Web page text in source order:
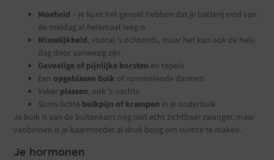
Moeheid – je kunt het gevoel hebben dat je batterij eind van
de middag al helemaal leeg is
Misselijkheid, vooral ‘s ochtends, maar het kan ook de hele
dag door aanwezig zijn
Gevoelige of pijnlijke borsten en tepels
Een opgeblazen buik of rommelende darmen
Vaker plassen, ook ‘s nachts
Soms lichte buikpijn of krampen in je onderbuik
Je buik is aan de buitenkant nog niet echt zichtbaar zwanger, maar
vanbinnen is je baarmoeder al druk bezig om ruimte te maken.
Je hormonen